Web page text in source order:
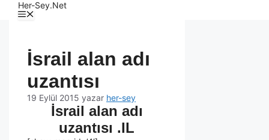
Her-Sey.Net
İsrail alan adı
uzantısı
19 Eylül 2015 yazar her-sey
İsrail alan adı
uzantısı .IL